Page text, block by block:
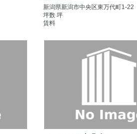
新潟県新潟市中央区東万代町1-22
坪数 坪
賃料